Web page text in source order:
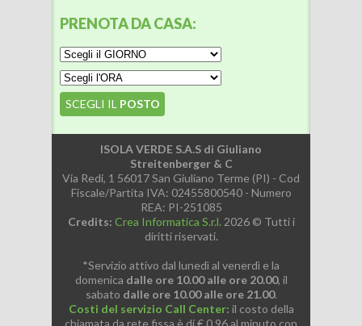
PRENOTADA CASA:
SCEGLI IL POSTO
ISOLA VERDE S.A.S di Giuliano
Streitenberger & C
Via Redi, 1 56017 San Giuliano Terme (PI) - Cod
Fiscale/Partita IVA: 02455800540 - Numero
REA: PI-251085
Credits: Crea Informatica S.r.l. 2026 © Tutti i
diritti riservati.
*Servizio attivo dal lunedì al venerdì e la
domenica dalle ore 10.00 alle ore 20.00, il
sabato dalle ore 10.00 alle ore 21.00.
Costi del servizio Call Center: il costo della
chiamata da rete fissa è di € 0,96 al minuto con